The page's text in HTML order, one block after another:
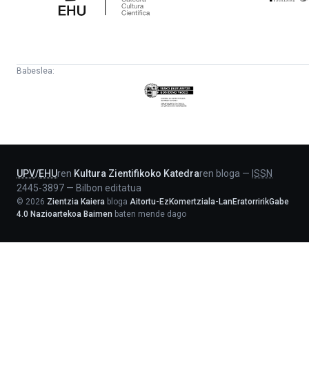
Babeslea:
Eusko
Jaurlaritza
UPV/EHUren Kultura Zientifikoko Katedraren bloga — ISSN
2445-3897 — Bilbon editatua
© 2026 Zientzia Kaiera bloga Aitortu-EzKomertziala-LanEratorririkGabe
4.0 Nazioartekoa Baimen baten mende dago